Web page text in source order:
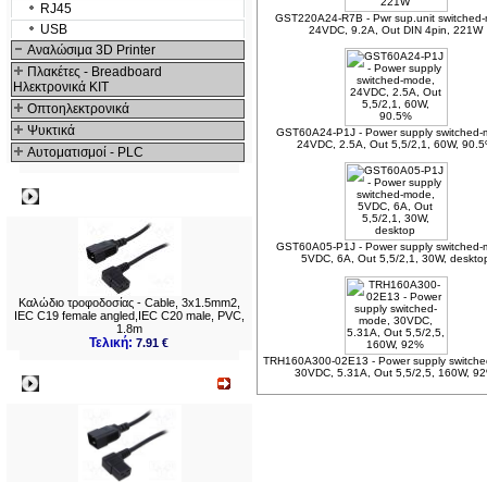
RJ45
USB
Αναλώσιμα 3D Printer
Πλακέτες - Breadboard
Ηλεκτρονικά ΚΙΤ
Οπτοηλεκτρονικά
Ψυκτικά
Αυτοματισμοί - PLC
Καλώδιο τροφοδοσίας - Cable, 3x1.5mm2,
IEC C19 female angled,IEC C20 male, PVC,
1.8m
Τελική:7.91 €
GST220A24-R7B - Pwr sup.unit
24VDC, 9.2A, Out DIN 4pin, 221W
GST60A24-P1J - Power supply switched-
24VDC, 2.5A, Out 5,5/2,1, 60W,
GST60A05-P1J - Power supply switched-
5VDC, 6A, Out 5,5/2,1, 30W,
TRH160A300-02E13 - Power supply
30VDC, 5.31A, Out 5,5/2,5, 160W,